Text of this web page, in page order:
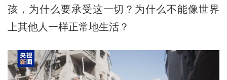
孩，为什么要承受这一切？为什么不能像世界
上其他人一样正常地生活？